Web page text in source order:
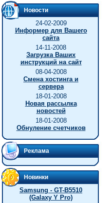
Новости
24-02-2009
Информер для Вашего
сайта
14-11-2008
Загрузка Ваших
инструкций на сайт
08-04-2008
Смена хостинга и
сервера
18-01-2008
Новая рассылка
новостей
18-01-2008
Обнуление счетчиков
Реклама
Новинки
Samsung - GT-B5510
(Galaxy Y Pro)